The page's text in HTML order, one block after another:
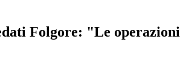
Folgore: "Le